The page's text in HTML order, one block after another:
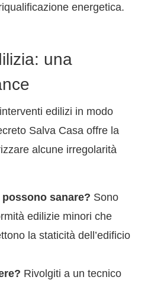
energetica.
una
edilizi in modo
Salva Casa offre la
alcune irregolarità
sanare? Sono
edilizie minori che
la staticità dell’edificio
Rivolgiti a un tecnico